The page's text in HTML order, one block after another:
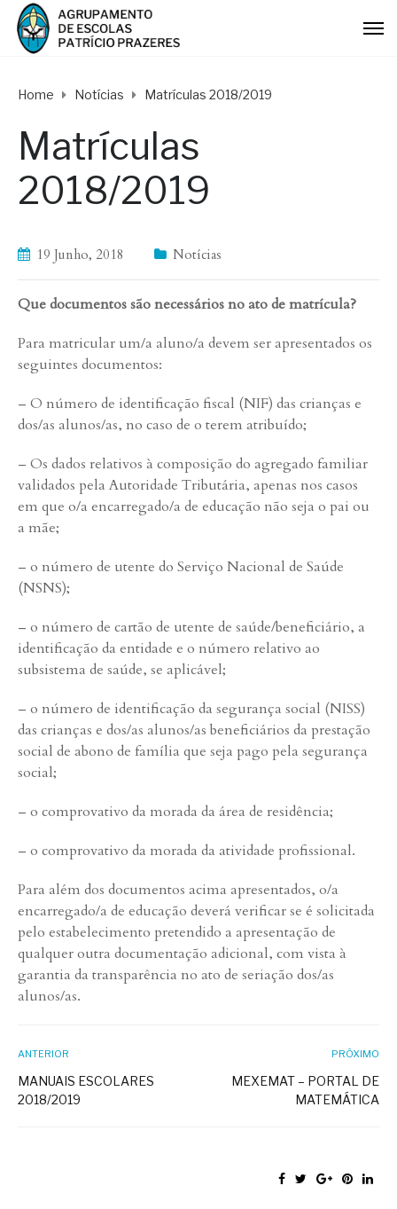
Home Notícias Matrículas 2018/2019
Matrículas
2018/2019
19 Junho, 2018 Notícias
Que documentos são necessários no ato de matrícula?
Para matricular um/a aluno/a devem ser apresentados os
seguintes documentos:
– O número de identificação fiscal (NIF) das crianças e
dos/as alunos/as, no caso de o terem atribuído;
– Os dados relativos à composição do agregado familiar
validados pela Autoridade Tributária, apenas nos casos
em que o/a encarregado/a de educação não seja o pai ou
a mãe;
– o número de utente do Serviço Nacional de Saúde
(NSNS);
– o número de cartão de utente de saúde/beneficiário, a
identificação da entidade e o número relativo ao
subsistema de saúde, se aplicável;
– o número de identificação da segurança social (NISS)
das crianças e dos/as alunos/as beneficiários da prestação
social de abono de família que seja pago pela segurança
social;
– o comprovativo da morada da área de residência;
– o comprovativo da morada da atividade profissional.
Para além dos documentos acima apresentados, o/a
encarregado/a de educação deverá verificar se é solicitada
pelo estabelecimento pretendido a apresentação de
qualquer outra documentação adicional, com vista à
garantia da transparência no ato de seriação dos/as
alunos/as.
ANTERIOR
MANUAIS ESCOLARES
2018/2019
PRÓXIMO
MEXEMAT – PORTAL DE
MATEMÁTICA